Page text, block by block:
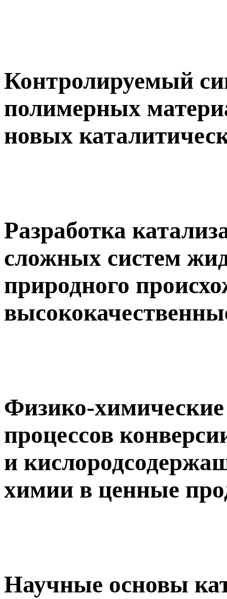
Контролируемый
полимерных
новых
Разработка
сложных систем
природного
Физико-
процессов
и
химии в ценные
Научные основы